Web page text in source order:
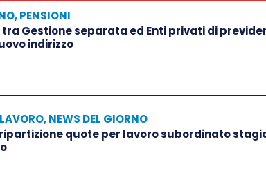
,PENSIONI
tra Gestione separata ed Enti privati di
indirizzo
,NEWS DEL GIORNO
quote per lavoro subordinato